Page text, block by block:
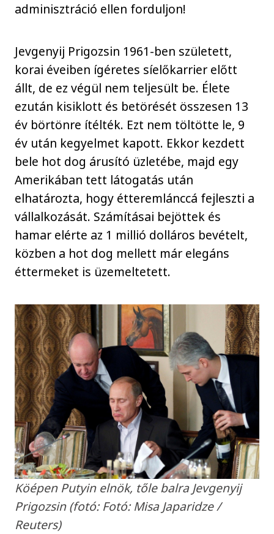
adminisztráció ellen forduljon!
Jevgenyij Prigozsin 1961-ben született,
korai éveiben ígéretes síelőkarrier előtt
állt, de ez végül nem teljesült be. Élete
ezután kisiklott és betörését összesen 13
év börtönre ítélték. Ezt nem töltötte le, 9
év után kegyelmet kapott. Ekkor kezdett
bele hot dog árusító üzletébe, majd egy
Amerikában tett látogatás után
elhatározta, hogy étteremlánccá fejleszti a
vállalkozását. Számításai bejöttek és
hamar elérte az 1 millió dolláros bevételt,
közben a hot dog mellett már elegáns
éttermeket is üzemeltetett.
Köépen Putyin elnök, tőle balra Jevgenyij
Prigozsin (fotó: Fotó: Misa Japaridze /
Reuters)